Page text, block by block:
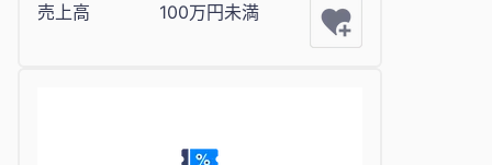
売上高
100万円未満